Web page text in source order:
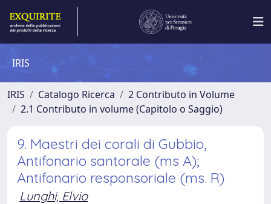
IRIS
IRIS Catalogo Ricerca
2 Contributo in Volume
2.1 Contributo in volume (Capitolo o Saggio)
9. Maestri dei corali di Gubbio,
Antifonario santorale (ms A);
Antifonario responsoriale (ms. R)
Lunghi, Elvio